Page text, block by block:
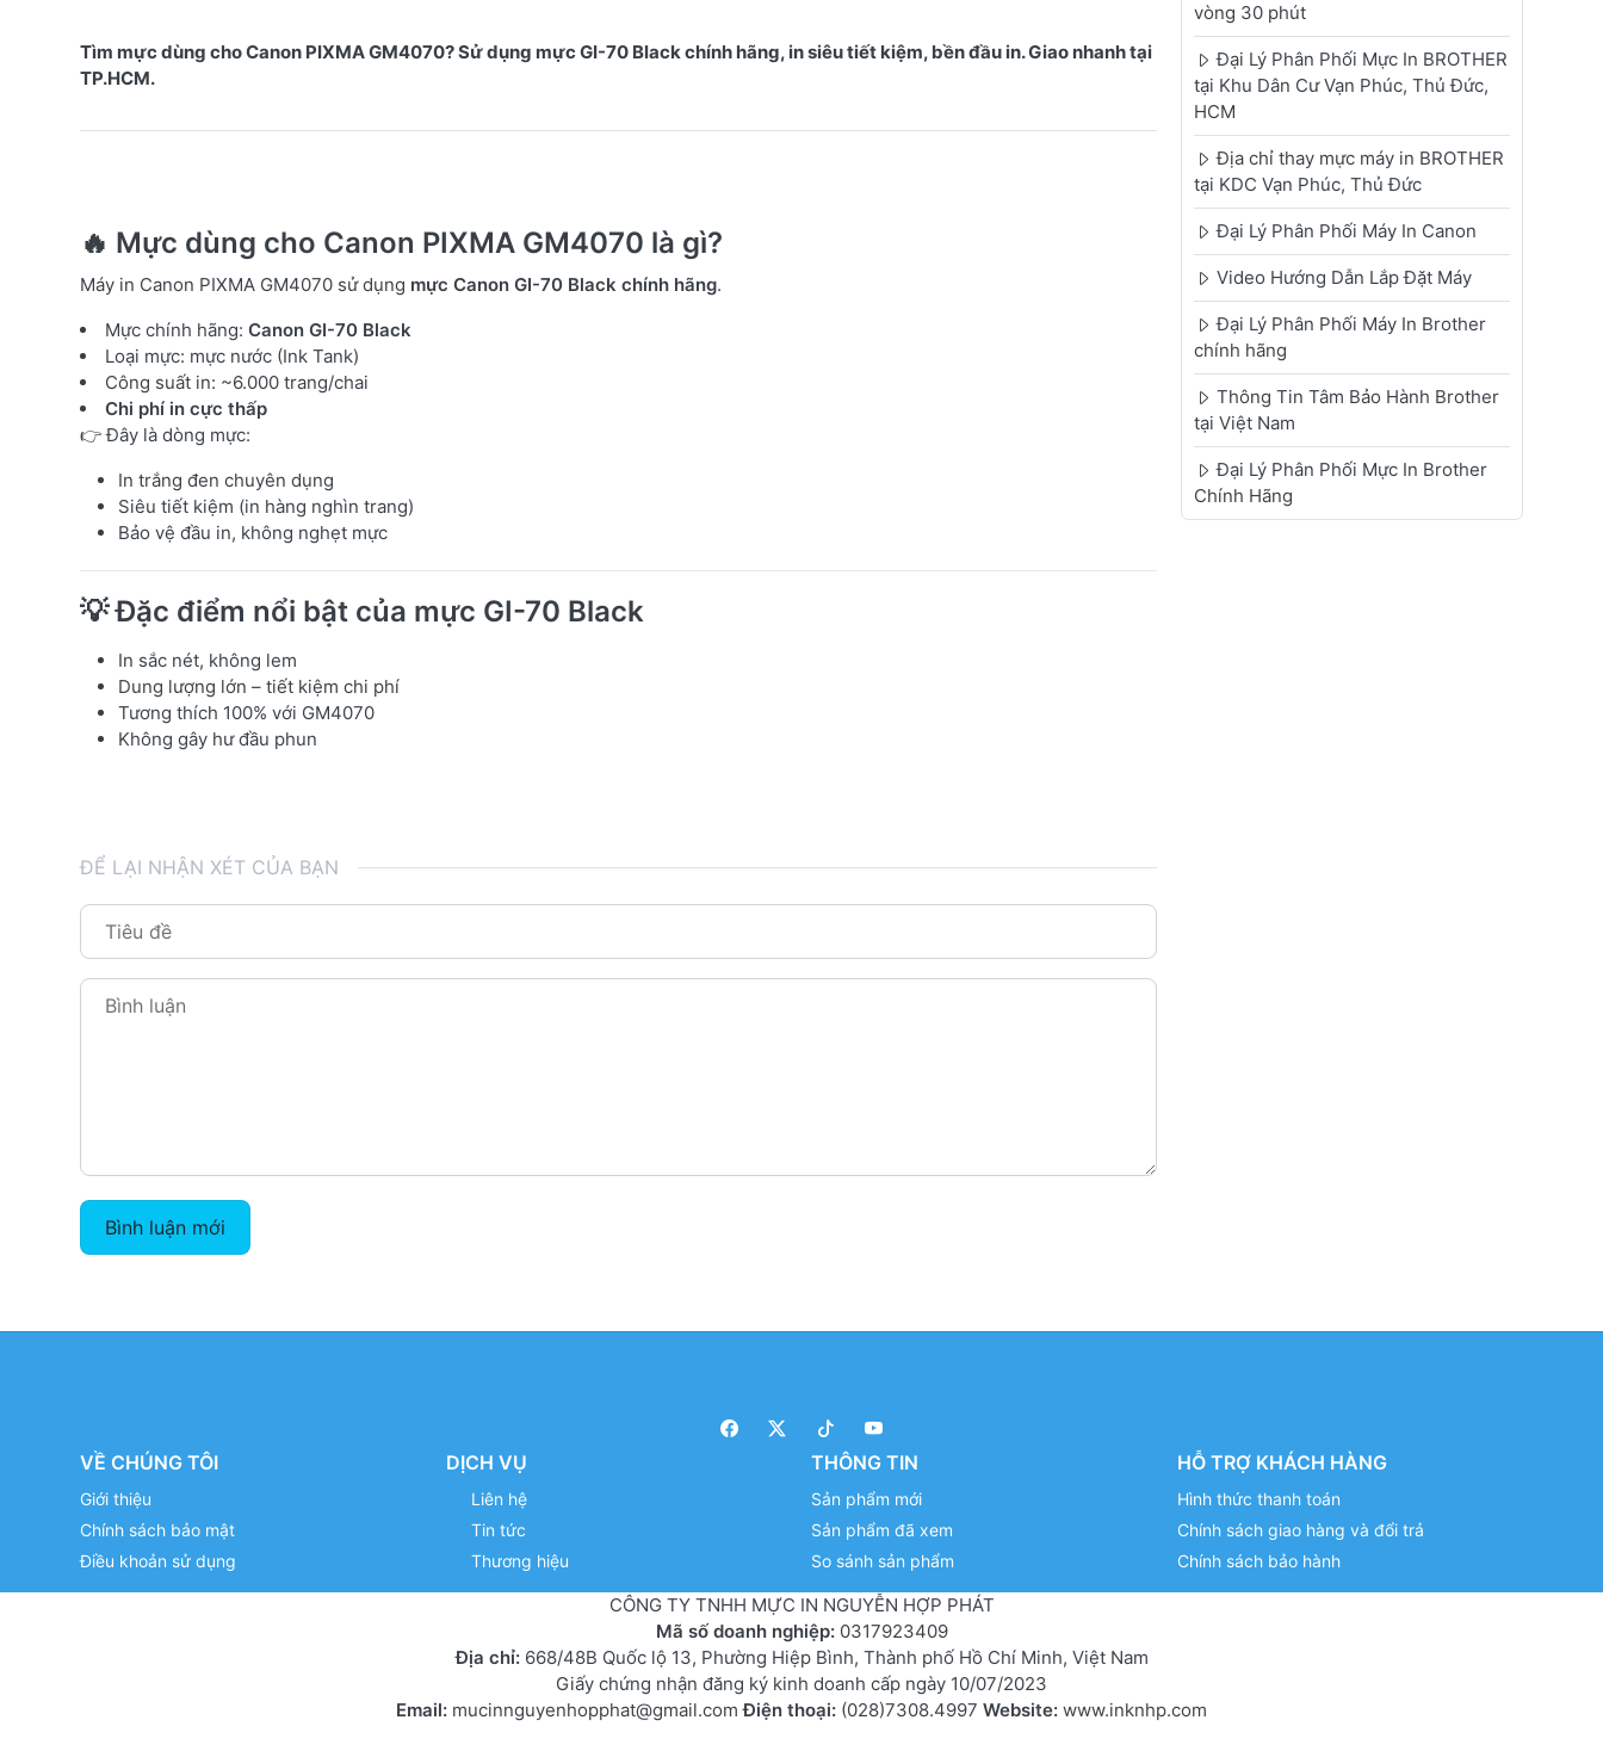
Tìm mực dùng cho Canon PIXMA GM4070? Sử dụng mực GI-70 Black chính hãng, in siêu tiết kiệm, bền đầu in. Giao nhanh tại
TP.HCM.
🔥 Mực dùng cho Canon PIXMA GM4070 là gì?
Máy in Canon PIXMA GM4070 sử dụng mực Canon GI-70 Black chính hãng.
Mực chính hãng: Canon GI-70 Black
Loại mực: mực nước (Ink Tank)
Công suất in: ~6.000 trang/chai
Chi phí in cực thấp
👉 Đây là dòng mực:
In trắng đen chuyên dụng
Siêu tiết kiệm (in hàng nghìn trang)
Bảo vệ đầu in, không nghẹt mực
💡 Đặc điểm nổi bật của mực GI-70 Black
In sắc nét, không lem
Dung lượng lớn – tiết kiệm chi phí
Tương thích 100% với GM4070
Không gây hư đầu phun
ĐỂ LẠI NHẬN XÉT CỦA BẠN
Bình luận mới
vòng 30 phút
Đại Lý Phân Phối Mực In BROTHER
tại Khu Dân Cư Vạn Phúc, Thủ Đức,
HCM
Địa chỉ thay mực máy in BROTHER
tại KDC Vạn Phúc, Thủ Đức
Đại Lý Phân Phối Máy In Canon
Video Hướng Dẫn Lắp Đặt Máy
Đại Lý Phân Phối Máy In Brother
chính hãng
Thông Tin Tâm Bảo Hành Brother
tại Việt Nam
Đại Lý Phân Phối Mực In Brother
Chính Hãng
VỀ CHÚNG TÔI
Giới thiệu
Chính sách bảo mật
Điều khoản sử dụng
DỊCH VỤ
Liên hệ
Tin tức
Thương hiệu
THÔNG TIN
Sản phẩm mới
Sản phẩm đã xem
So sánh sản phẩm
HỖ TRỢ KHÁCH HÀNG
Hình thức thanh toán
Chính sách giao hàng và đổi trả
Chính sách bảo hành
CÔNG TY TNHH MỰC IN NGUYỄN HỢP PHÁT
Mã số doanh nghiệp: 0317923409
Địa chỉ:668/48B Quốc lộ 13, Phường Hiệp Bình, Thành phố Hồ Chí Minh, Việt Nam
Giấy chứng nhận đăng ký kinh doanh cấp ngày 10/07/2023
Email: mucinnguyenhopphat@gmail.comĐiện thoại: (028)7308.4997 Website: www.inknhp.com